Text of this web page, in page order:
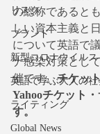
リスク
ブランド
新型コロナウイルス
英語で学ぶ大人の社
ライティング
Global News
の総称であると
しい資本主義と
について英語で
ナ感染対策とし
催です。チケッ
Yahooチケット
す。